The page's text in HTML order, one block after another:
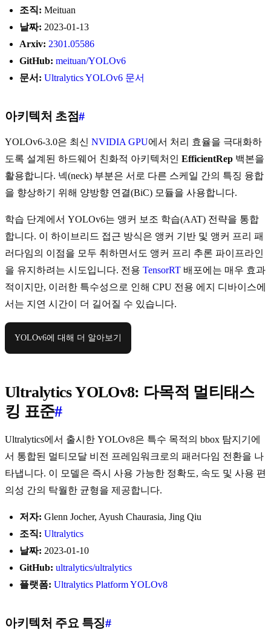
조직: Meituan
날짜: 2023-01-13
Arxiv: 2301.05586
GitHub: meituan/YOLOv6
문서: Ultralytics YOLOv6 문서
아키텍처 초점#
YOLOv6-3.0은 최신 NVIDIA GPU에서 처리 효율을 극대화하
도록 설계된 하드웨어 친화적 아키텍처인 EfficientRep 백본을
활용합니다. 넥(neck) 부분은 서로 다른 스케일 간의 특징 융합
을 향상하기 위해 양방향 연결(BiC) 모듈을 사용합니다.
학습 단계에서 YOLOv6는 앵커 보조 학습(AAT) 전략을 통합
합니다. 이 하이브리드 접근 방식은 앵커 기반 및 앵커 프리 패
러다임의 이점을 모두 취하면서도 앵커 프리 추론 파이프라인
을 유지하려는 시도입니다. 전용 TensorRT 배포에는 매우 효과
적이지만, 이러한 특수성으로 인해 CPU 전용 에지 디바이스에
서는 지연 시간이 더 길어질 수 있습니다.
YOLOv6에 대해 더 알아보기
Ultralytics YOLOv8: 다목적 멀티태스
킹 표준#
Ultralytics에서 출시한 YOLOv8은 특수 목적의 bbox 탐지기에
서 통합된 멀티모달 비전 프레임워크로의 패러다임 전환을 나
타냅니다. 이 모델은 즉시 사용 가능한 정확도, 속도 및 사용 편
의성 간의 탁월한 균형을 제공합니다.
저자: Glenn Jocher, Ayush Chaurasia, Jing Qiu
조직: Ultralytics
날짜: 2023-01-10
GitHub: ultralytics/ultralytics
플랫폼: Ultralytics Platform YOLOv8
아키텍처 주요 특징#